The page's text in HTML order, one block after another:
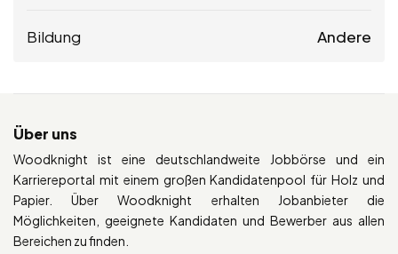
Bildung Andere
Über uns
Woodknight ist eine deutschlandweite Jobbörse und ein
Karriereportal mit einem großen Kandidatenpool für Holz und
Papier. Über Woodknight erhalten Jobanbieter die
Möglichkeiten, geeignete Kandidaten und Bewerber aus allen
Bereichen zu finden.